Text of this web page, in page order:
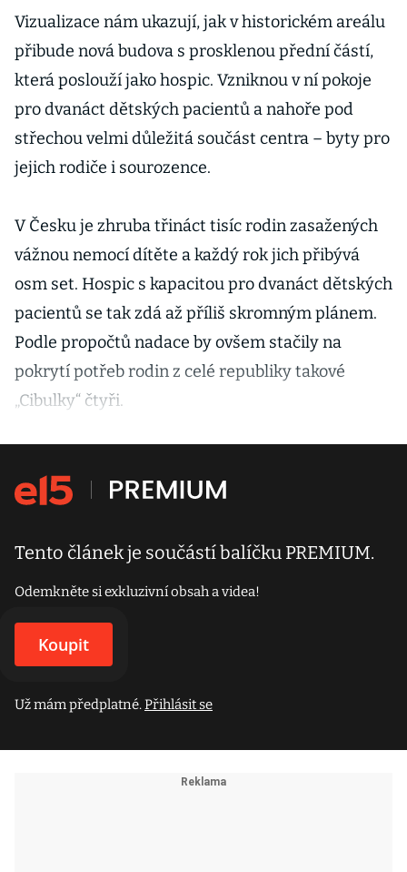
projekt startuje
v Jihlavě
Vizualizace nám ukazují, jak v historickém areálu
přibude nová budova s prosklenou přední částí,
která poslouží jako hospic. Vzniknou v ní pokoje
pro dvanáct dětských pacientů a nahoře pod
střechou velmi důležitá součást centra – byty pro
jejich rodiče i sourozence.
V Česku je zhruba třináct tisíc rodin zasažených
vážnou nemocí dítěte a každý rok jich přibývá
osm set. Hospic s kapacitou pro dvanáct dětských
pacientů se tak zdá až příliš skromným plánem.
Podle propočtů nadace by ovšem stačily na
pokrytí potřeb rodin z celé republiky takové
„Cibulky“ čtyři.
Tento článek je součástí balíčku PREMIUM.
Odemkněte si exkluzivní obsah a videa!
Koupit
Už mám předplatné.Přihlásit se